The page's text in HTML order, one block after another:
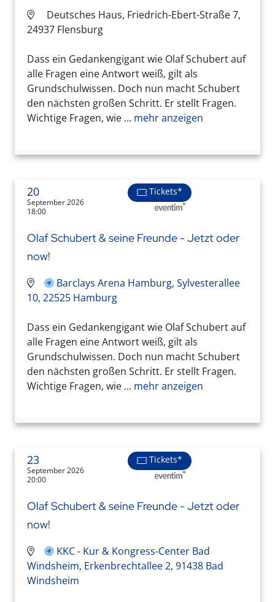
Deutsches Haus, Friedrich-Ebert-Straße 7,
24937 Flensburg
Dass ein Gedankengigant wie Olaf Schubert auf
alle Fragen eine Antwort weiß, gilt als
Grundschulwissen. Doch nun macht Schubert
den nächsten großen Schritt. Er stellt Fragen.
Wichtige Fragen, wie ... mehr anzeigen
20
September 2026
18:00
Tickets*
Olaf Schubert & seine Freunde - Jetzt oder
now!
Barclays Arena Hamburg, Sylvesterallee
10, 22525 Hamburg
Dass ein Gedankengigant wie Olaf Schubert auf
alle Fragen eine Antwort weiß, gilt als
Grundschulwissen. Doch nun macht Schubert
den nächsten großen Schritt. Er stellt Fragen.
Wichtige Fragen, wie ... mehr anzeigen
23
September 2026
20:00
Tickets*
Olaf Schubert & seine Freunde - Jetzt oder
now!
KKC - Kur & Kongress-Center Bad
Windsheim, Erkenbrechtallee 2, 91438 Bad
Windsheim